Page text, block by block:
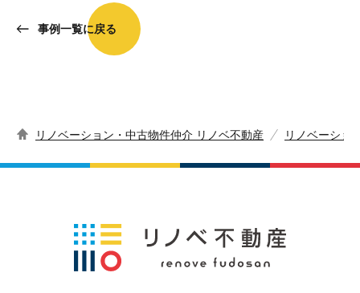
事例一覧に戻る
リノベーション・中古物件仲介 リノベ不動産 リノベーショ